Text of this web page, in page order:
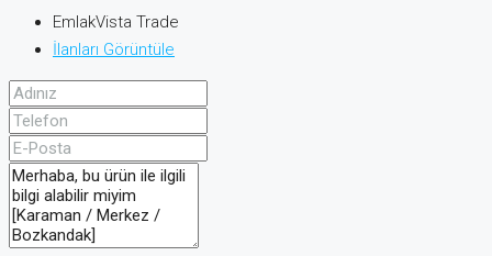
EmlakVista Trade
İlanları Görüntüle